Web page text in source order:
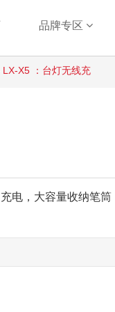
品牌专区
LX-X5 ：台灯无线充
电，大容量收纳笔筒